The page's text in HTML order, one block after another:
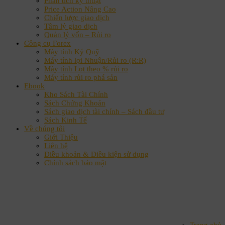
Price Action Nâng Cao
Chiến lược giao dịch
Tâm lý giao dịch
Quản lý vốn – Rủi ro
Công cụ Forex
Máy tính Ký Quỹ
Máy tính lợi Nhuận/Rủi ro (R:R)
Máy tính Lot theo % rủi ro
Máy tính rủi ro phá sản
Ebook
Kho Sách Tài Chính
Sách Chứng Khoán
Sách giao dịch tài chính – Sách đầu tư
Sách Kinh Tế
Về chúng tôi
Giới Thiệu
Liên hệ
Điều khoản & Điều kiện sử dụng
Chính sách bảo mật